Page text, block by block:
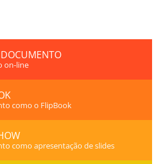
on-line
como o FlipBook
como apresentação de slides